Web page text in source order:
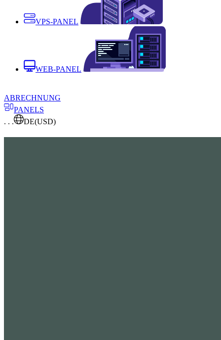
VPS-PANEL
WEB-PANEL
ABRECHNUNG
PANELS
. . .
DE(USD)